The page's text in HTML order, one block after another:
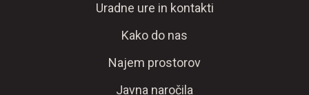
Uradne ure in kontakti
Kako do nas
Najem prostorov
Javna naročila